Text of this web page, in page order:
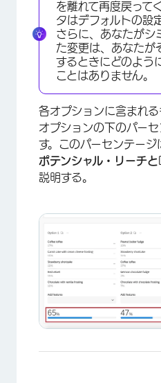
を離れて再度戻って
タはデフォルトの設
さらに、あなたがシ
た変更は、あなたが
するときにどのよう
ことはありません。
各オプションに含まれ
オプションの下のパー
す。このパーセンテージ
ポテンシャル・リーチと
説明する。